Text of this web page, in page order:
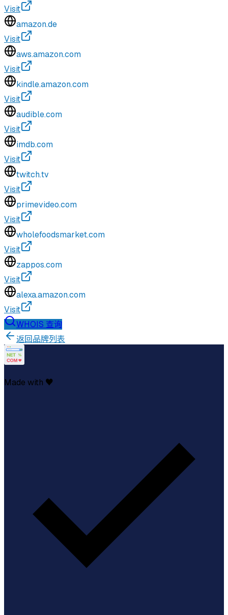
Visit
amazon.de
Visit
aws.amazon.com
Visit
kindle.amazon.com
Visit
audible.com
Visit
imdb.com
Visit
twitch.tv
Visit
primevideo.com
Visit
wholefoodsmarket.com
Visit
zappos.com
Visit
alexa.amazon.com
Visit
WHOIS 查询
返回品牌列表
Made with ♥